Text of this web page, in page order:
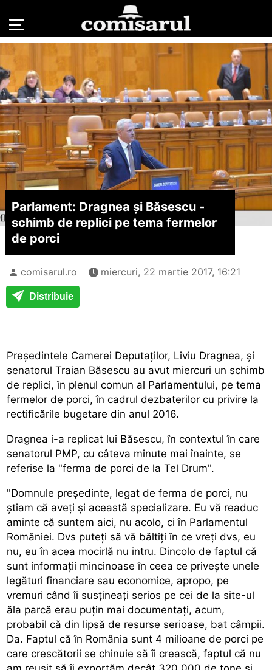
Parlament: Dragnea și Băsescu -
schimb de replici pe tema fermelor
de porci
comisarul.ro miercuri, 22 martie 2017, 16:21
Distribuie
Președintele Camerei Deputaților, Liviu Dragnea, și
senatorul Traian Băsescu au avut miercuri un schimb
de replici, în plenul comun al Parlamentului, pe tema
fermelor de porci, în cadrul dezbaterilor cu privire la
rectificările bugetare din anul 2016.
Dragnea i-a replicat lui Băsescu, în contextul în care
senatorul PMP, cu câteva minute mai înainte, se
referise la "ferma de porci de la Tel Drum".
"Domnule președinte, legat de ferma de porci, nu
știam că aveți și această specializare. Eu vă readuc
aminte că suntem aici, nu acolo, ci în Parlamentul
României. Dvs puteți să vă băltiți în ce vreți dvs, eu
nu, eu în acea mocirlă nu intru. Dincolo de faptul că
sunt informații mincinoase în ceea ce privește unele
legături financiare sau economice, apropo, pe
vremuri când îi susțineați serios pe cei de la site-ul
ăla parcă erau puțin mai documentați, acum,
probabil că din lipsă de resurse serioase, bat câmpii.
Da. Faptul că în România sunt 4 milioane de porci pe
care crescătorii se chinuie să îi crească, faptul că nu